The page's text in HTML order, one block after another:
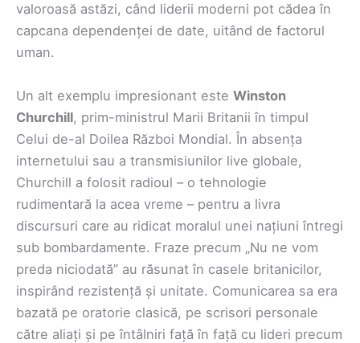
valoroasă astăzi, când liderii moderni pot cădea în
capcana dependenței de date, uitând de factorul
uman.
Un alt exemplu impresionant este Winston
Churchill, prim-ministrul Marii Britanii în timpul
Celui de-al Doilea Război Mondial. În absența
internetului sau a transmisiunilor live globale,
Churchill a folosit radioul – o tehnologie
rudimentară la acea vreme – pentru a livra
discursuri care au ridicat moralul unei națiuni întregi
sub bombardamente. Fraze precum „Nu ne vom
preda niciodată” au răsunat în casele britanicilor,
inspirând rezistență și unitate. Comunicarea sa era
bazată pe oratorie clasică, pe scrisori personale
către aliați și pe întâlniri față în față cu lideri precum